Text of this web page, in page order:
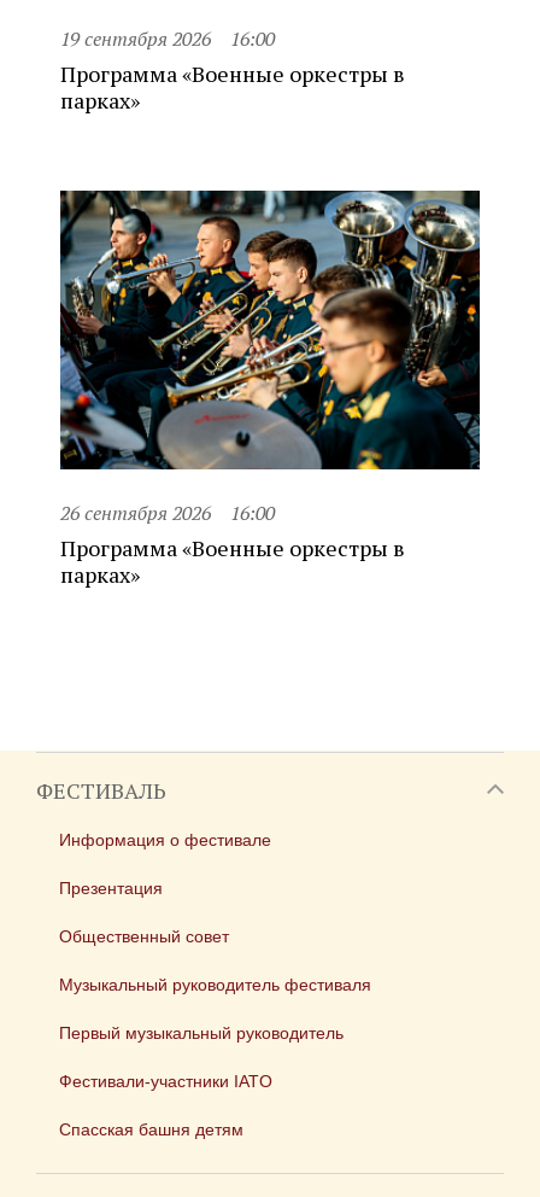
19 сентября 2026 16:00
Программа «Военные оркестры в
парках»
26 сентября 2026 16:00
Программа «Военные оркестры в
парках»
ФЕСТИВАЛЬ
Информация о фестивале
Презентация
Общественный совет
Музыкальный руководитель фестиваля
Первый музыкальный руководитель
Фестивали-участники IATO
Спасская башня детям